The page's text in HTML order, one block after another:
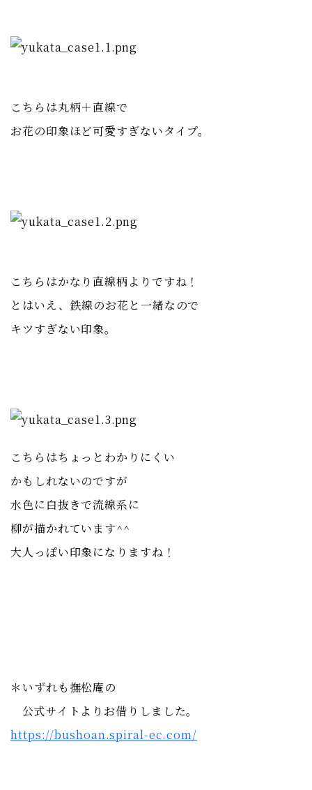
こちらは丸柄＋直線で
お花の印象ほど可愛すぎないタイプ。
こちらはかなり直線柄よりですね！
とはいえ、鉄線のお花と一緒なので
キツすぎない印象。
こちらはちょっとわかりにくい
かもしれないのですが
水色に白抜きで流線系に
柳が描かれています^^
大人っぽい印象になりますね！
＊いずれも撫松庵の
公式サイトよりお借りしました。
https://bushoan.spiral-ec.com/